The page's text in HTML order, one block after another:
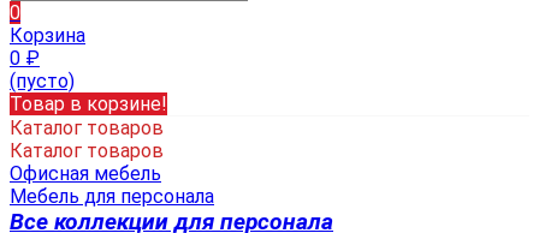
0
Корзина
0 ₽
(пусто)
Товар в корзине!
Каталог товаров
Каталог товаров
Офисная мебель
Мебель для персонала
Все коллекции для персонала